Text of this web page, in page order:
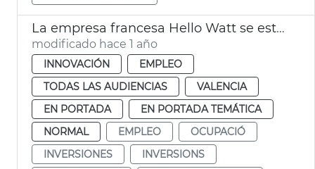
La empresa francesa Hello Watt se establece en València
modificado hace 1 año
INNOVACIÓN
EMPLEO
TODAS LAS AUDIENCIAS
VALENCIA
EN PORTADA
EN PORTADA TEMÁTICA
NORMAL
EMPLEO
OCUPACIÓ
INVERSIONES
INVERSIONS